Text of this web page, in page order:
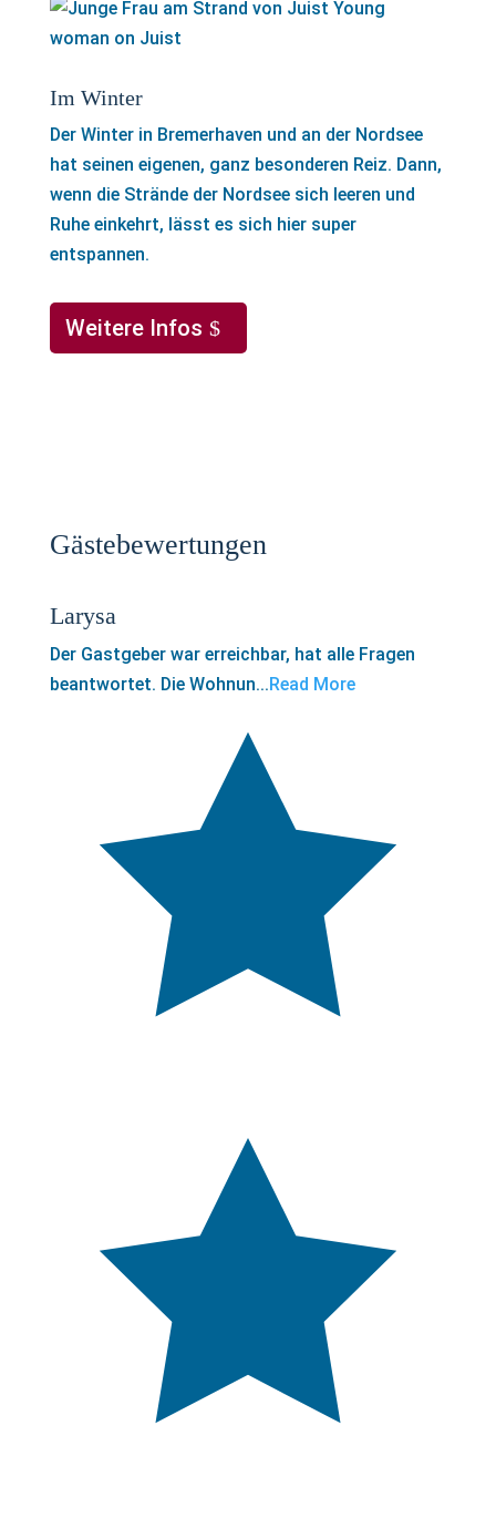
Im Winter
Der Winter in Bremerhaven und an der Nordsee
hat seinen eigenen, ganz besonderen Reiz. Dann,
wenn die Strände der Nordsee sich leeren und
Ruhe einkehrt, lässt es sich hier super
entspannen.
Weitere Infos
Gästebewertungen
Larysa
Der Gastgeber war erreichbar, hat alle Fragen
beantwortet. Die Wohnun...Read More